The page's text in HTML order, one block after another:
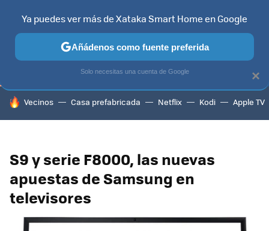
TELEVISORES CONTENIDOS SMART TV SELECCIÓN
HOY SE HABLA DE
Vecinos Casa prefabricada Netflix Kodi Apple TV
S9 y serie F8000, las nuevas
apuestas de Samsung en
televisores
×
Ya puedes ver más de Xataka Smart Home en Google
Añádenos como fuente preferida
Solo necesitas una cuenta de Google